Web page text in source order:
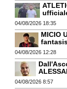
04/08/2026 18:35
MICIO
04/08/2026 12:28
04/08/2026 8:57